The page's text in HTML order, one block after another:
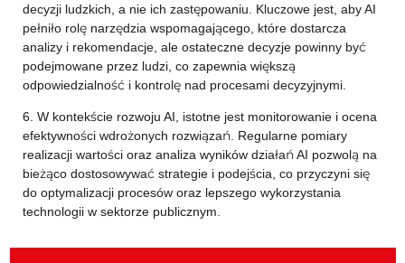
decyzji ludzkich, a nie ich zastępowaniu. Kluczowe jest, aby AI
pełniło rolę narzędzia wspomagającego, które dostarcza
analizy i rekomendacje, ale ostateczne decyzje powinny być
podejmowane przez ludzi, co zapewnia większą
odpowiedzialność i kontrolę nad procesami decyzyjnymi.
6. W kontekście rozwoju AI, istotne jest monitorowanie i ocena
efektywności wdrożonych rozwiązań. Regularne pomiary
realizacji wartości oraz analiza wyników działań AI pozwolą na
bieżąco dostosowywać strategie i podejścia, co przyczyni się
do optymalizacji procesów oraz lepszego wykorzystania
technologii w sektorze publicznym.